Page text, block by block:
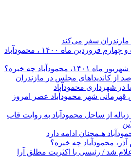
مازندران سفر می‌کند
فردا سه شنبه بیست و چهارم فروردین ماه ۱۴۰۰ ، محمودآباد
محمودآباد چه خبره؟
در شهرداری محمودآباد
قهرمانی شهر محمودآباد عصر امروز
از ساحل محمودآباد به روایت قاب
هـمچنان ادامه دارد
محمودآباد چه خبره؟
شد / رئیسی با اکثریت مطلق آرا